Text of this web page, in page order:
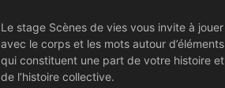
Le stage Scènes de vies vous invite à jouer
avec le corps et les mots autour d’éléments
qui constituent une part de votre histoire et
de l’histoire collective.